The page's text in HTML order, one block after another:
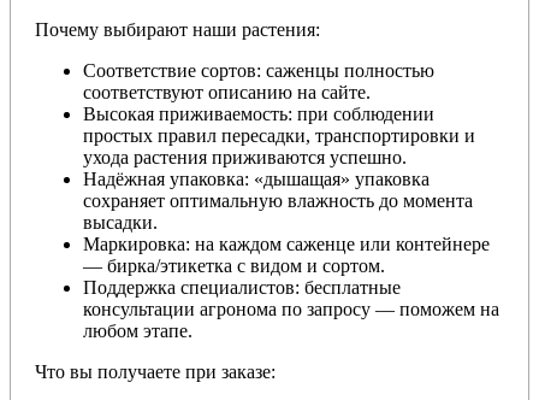
Почему выбирают наши растения:
Соответствие сортов: саженцы полностью
соответствуют описанию на сайте.
Высокая приживаемость: при соблюдении
простых правил пересадки, транспортировки и
ухода растения приживаются успешно.
Надёжная упаковка: «дышащая» упаковка
сохраняет оптимальную влажность до момента
высадки.
Маркировка: на каждом саженце или контейнере
— бирка/этикетка с видом и сортом.
Поддержка специалистов: бесплатные
консультации агронома по запросу — поможем на
любом этапе.
Что вы получаете при заказе: